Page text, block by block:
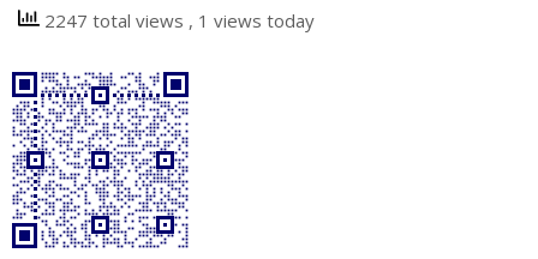
2247 total views , 1 views today